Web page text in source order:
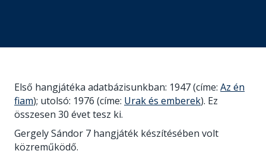
Első hangjátéka adatbázisunkban: 1947 (címe: Az én
fiam); utolsó: 1976 (címe: Urak és emberek). Ez
összesen 30 évet tesz ki.
Gergely Sándor 7 hangjáték készítésében volt
közreműködő.